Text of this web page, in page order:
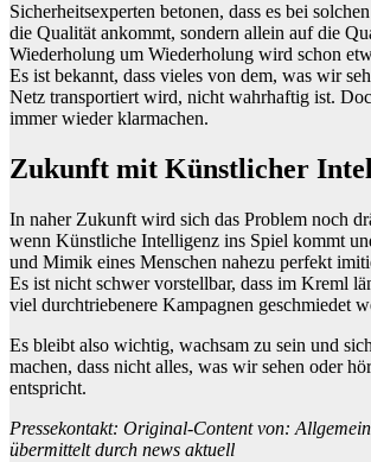
Sicherheitsexperten betonen, dass es bei
die Qualität ankommt, sondern allein auf die
Wiederholung um Wiederholung wird schon
Es ist bekannt, dass vieles von dem, was wir
Netz transportiert wird, nicht wahrhaftig ist.
immer wieder klarmachen.
Zukunft mit Künstlicher
In naher Zukunft wird sich das Problem noch
wenn Künstliche Intelligenz ins Spiel kommt
und Mimik eines Menschen nahezu perfekt
Es ist nicht schwer vorstellbar, dass im Kreml
viel durchtriebenere Kampagnen geschmiedet
Es bleibt also wichtig, wachsam zu sein und
machen, dass nicht alles, was wir sehen oder
entspricht.
Pressekontakt: Original-Content von:
übermittelt durch news aktuell